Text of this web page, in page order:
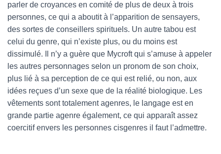
parler de croyances en comité de plus de deux à trois
personnes, ce qui a aboutit à l’apparition de sensayers,
des sortes de conseillers spirituels. Un autre tabou est
celui du genre, qui n’existe plus, ou du moins est
dissimulé. Il n’y a guère que Mycroft qui s’amuse à appeler
les autres personnages selon un pronom de son choix,
plus lié à sa perception de ce qui est relié, ou non, aux
idées reçues d’un sexe que de la réalité biologique. Les
vêtements sont totalement agenres, le langage est en
grande partie agenre également, ce qui apparaît assez
coercitif envers les personnes cisgenres il faut l’admettre.